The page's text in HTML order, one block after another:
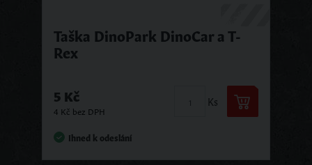
Taška DinoPark DinoCar a T-
Rex
5 Kč
4 Kč bez DPH
Ks
Ihned k odeslání